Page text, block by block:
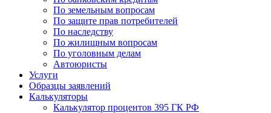
По земельным вопросам
По защите прав потребителей
По наследству
По жилищным вопросам
По уголовным делам
Автоюристы
Услуги
Образцы заявлений
Калькуляторы
Калькулятор процентов 395 ГК РФ